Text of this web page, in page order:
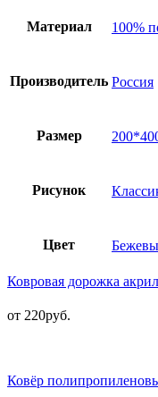
Материал 100%
Производитель Россия
Размер
Рисунок
Цвет
Ковровая дорожка
от 220руб.
Ковёр